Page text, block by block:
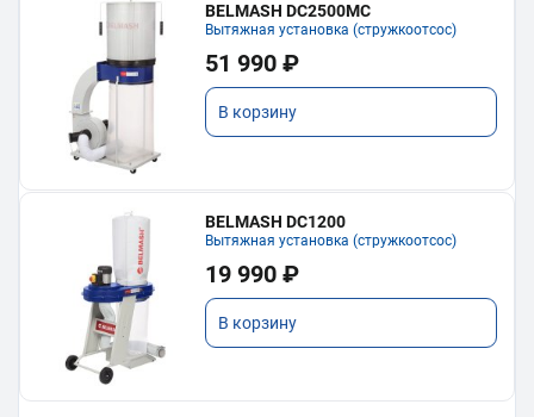
BELMASH DC2500MC
Вытяжная установка (стружкоотсос)
51 990 ₽
В корзину
BELMASH DC1200
Вытяжная установка (стружкоотсос)
19 990 ₽
В корзину